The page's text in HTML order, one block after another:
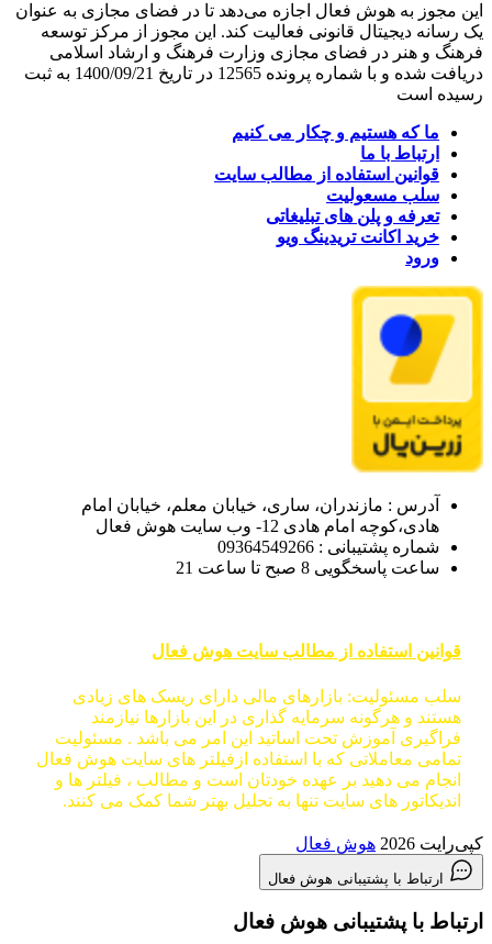
این مجوز به هوش فعال اجازه می‌دهد تا در فضای مجازی به عنوان
یک رسانه دیجیتال قانونی فعالیت کند. این مجوز از مرکز توسعه
فرهنگ و هنر در فضای مجازی وزارت فرهنگ و ارشاد اسلامی
دریافت شده و با شماره پرونده 12565 در تاریخ 1400/09/21 به ثبت
رسیده است
ما که هستیم و چکار می کنیم
ارتباط با ما
قوانین استفاده از مطالب سایت
سلب مسعولیت
تعرفه و پلن های تبلیغاتی
خرید اکانت تریدینگ ویو
ورود
آدرس : مازندران، ساری، خیابان معلم، خیابان امام
هادی،کوچه امام هادی 12- وب سایت هوش فعال
شماره پشتیبانی : 09364549266
ساعت پاسخگویی 8 صبح تا ساعت 21
قوانین استفاده از مطالب سایت هوش فعال
سلب مسئولیت: بازارهای مالی دارای ریسک های زیادی
هستند و هرگونه سرمایه گذاری در این بازارها نیازمند
فراگیری آموزش تحت اساتید این امر می باشد . مسئولیت
تمامی معاملاتی که با استفاده ازفیلتر های سایت هوش فعال
انجام می دهید بر عهده خودتان است و مطالب ، فیلتر ها و
اندیکاتور های سایت تنها به تحلیل بهتر شما کمک می کنند.
کپی‌رایت 2026 هوش فعال
ارتباط با پشتیبانی هوش فعال
ارتباط با پشتیبانی هوش فعال